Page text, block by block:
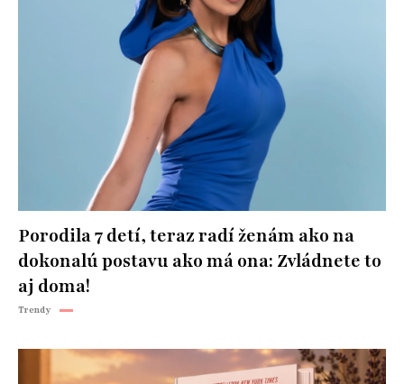
Porodila 7 detí, teraz radí ženám ako na
dokonalú postavu ako má ona: Zvládnete to
aj doma!
Trendy